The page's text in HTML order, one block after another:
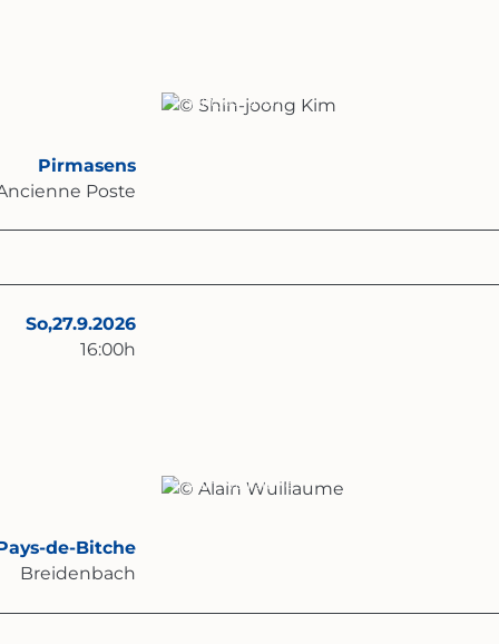
Pirmasens
Poste
© Shin-joong Kim
So,27.9.2026
16:00h
de-Bitche
Breidenbach
© Alain Wuillaume